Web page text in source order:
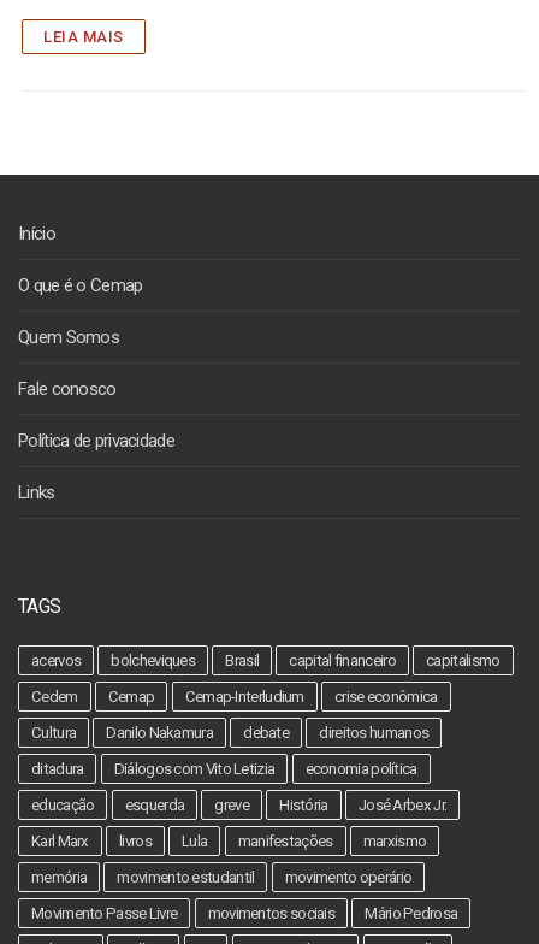
LEIA MAIS
Início
O que é o Cemap
Quem Somos
Fale conosco
Política de privacidade
Links
TAGS
acervos bolcheviques Brasil capital financeiro
capitalismo
Cedem
Cemap Cemap-Interludium
crise econômica
Cultura
Danilo Nakamura debate
direitos humanos
ditadura
Diálogos com Vito Letizia
economia política
educação
esquerda greve História
José Arbex Jr.
Karl Marx
livros Lula manifestações
marxismo
memória
movimento estudantil
movimento operário
Movimento Passe Livre
movimentos sociais
Mário Pedrosa